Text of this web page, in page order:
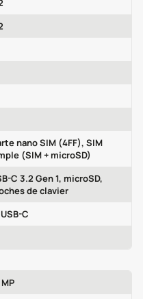
nano SIM (4FF), SIM
(SIM + microSD)
C 3.2 Gen 1, microSD,
de clavier
C